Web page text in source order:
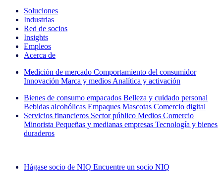
Soluciones
Industrias
Red de socios
Insights
Empleos
Acerca de
Medición de mercado Comportamiento del consumidor
Innovación Marca y medios Analítica y activación
Bienes de consumo empacados Belleza y cuidado personal
Bebidas alcohólicas Empaques Mascotas Comercio digital
Servicios financieros Sector público Medios Comercio
Minorista Pequeñas y medianas empresas Tecnología y bienes
duraderos
Hágase socio de NIQ Encuentre un socio NIQ